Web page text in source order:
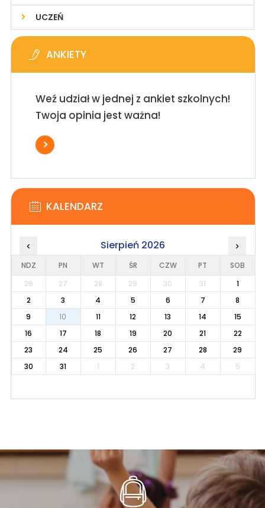
UCZEŃ
ANKIETY
Weź udział w jednej z ankiet szkolnych!
Twoja opinia jest ważna!
KALENDARZ
‹ Sierpień 2026 ›
NDZ PN WT ŚR CZW PT
SOB
26
27 28 29 30 31
1
2
3 4 5 6 7
8
9
10 11 12 13 14
15
16
17 18 19 20 21
22
23
24 25 26 27 28
29
30
31 1 2 3 4 5